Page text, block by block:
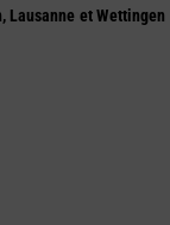
Lausanne et Wettingen